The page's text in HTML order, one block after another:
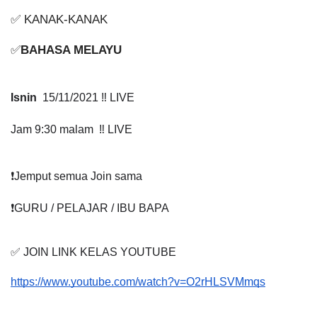
✅ KANAK-KANAK
✅BAHASA MELAYU
Isnin 15/11/2021 ‼️ LIVE
Jam 9:30 malam  ‼️ LIVE
❗️Jemput semua Join sama
❗️GURU / PELAJAR / IBU BAPA
✅ JOIN LINK KELAS YOUTUBE
https://www.youtube.com/watch?v=O2rHLSVMmqs